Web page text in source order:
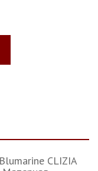
CLIZIA